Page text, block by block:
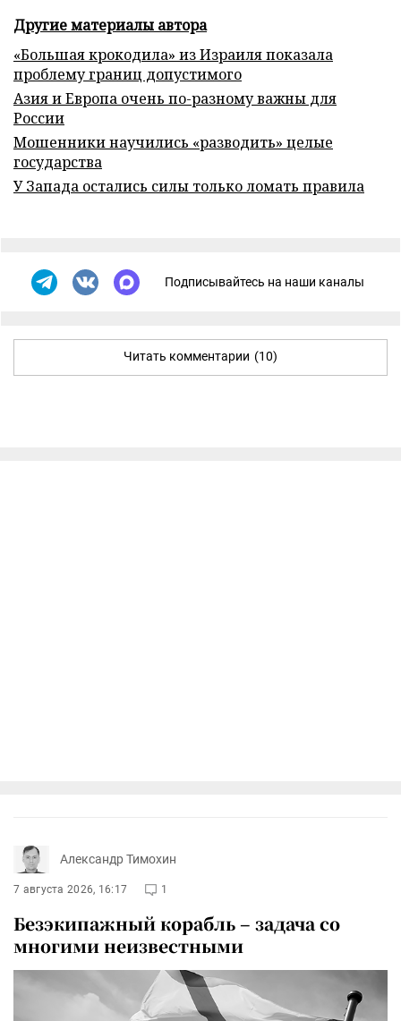
Другие материалы автора
«Большая крокодила» из Израиля показала
проблему границ допустимого
Азия и Европа очень по-разному важны для
России
Мошенники научились «разводить» целые
государства
У Запада остались силы только ломать правила
Подписывайтесь на наши каналы
Читать комментарии (10)
Александр Тимохин
7 августа 2026, 16:17 1
Безэкипажный корабль – задача со
многими неизвестными